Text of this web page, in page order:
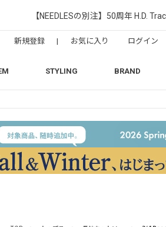
【NEEDLESの別注】50周年 H.D.
STYLING BRAND
新規登録 | お気に入り ログイン